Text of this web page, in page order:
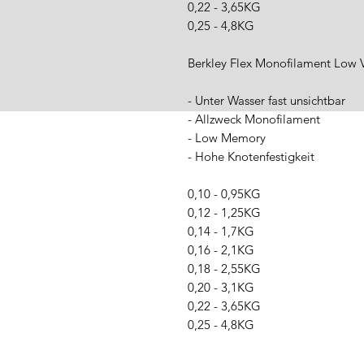
0,22 - 3,65KG
0,25 - 4,8KG
Berkley Flex Monofilament Low
- Unter Wasser fast unsichtbar
- Allzweck Monofilament
- Low Memory
- Hohe Knotenfestigkeit
0,10 - 0,95KG
0,12 - 1,25KG
0,14 - 1,7KG
0,16 - 2,1KG
0,18 - 2,55KG
0,20 - 3,1KG
0,22 - 3,65KG
0,25 - 4,8KG